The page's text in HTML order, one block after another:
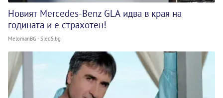
Новият Mercedes-Benz GLA идва в края на
годината и е страхотен!
MelomanBG - Sled5.bg